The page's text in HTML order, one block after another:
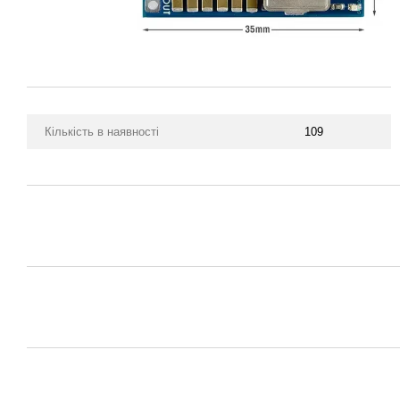
Кількість в наявності 109